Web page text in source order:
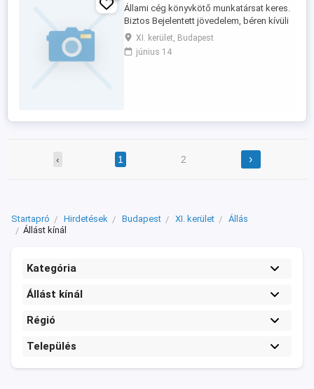
Állami cég könyvkötő munkatársat keres.
Biztos Bejelentett jövedelem, béren kívüli
juttatások. Munkavégzés helye: Budapest
Jelentkezés: Fényképes önéletrajzzal a
csatolt email címre.
XI. kerület, Budapest
június 14
‹ 1 2 ›
Startapró Hirdetések Budapest XI. kerület
Állás
Állást kínál
Kategória
Állást kínál
Régió
Település